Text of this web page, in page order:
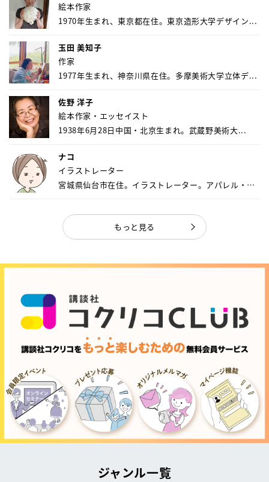
絵本作家
1970年生まれ、東京都在住。東京造形大学デザイン...
玉田 美知子
作家
1977年生まれ、神奈川県在住。多摩美術大学立体デ...
佐野 洋子
絵本作家・エッセイスト
1938年6月28日中国・北京生まれ。武蔵野美術大...
ナコ
イラストレーター
宮城県仙台市在住。イラストレーター。アパレル・キ
もっと見る
ジャンル一覧